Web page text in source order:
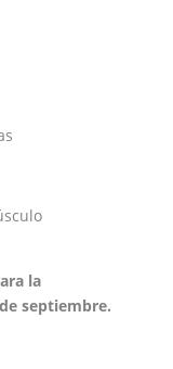
la
septiembre.